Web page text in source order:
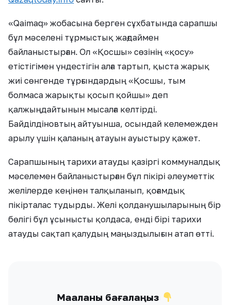
«Qaimaq» жобасына берген сұхбатында сарапшы
бұл мәселені тұрмыстық жағдаймен
байланыстырған. Ол «Қосшы» сөзінің «қосу»
етістігімен үндестігін алға тартып, қыста жарық
жиі сөнгенде тұрғындардың «Қосшы, тым
болмаса жарықты қосып қойшы» деп
қалжыңдайтынын мысалға келтірді.
Байділдіновтың айтуынша, осындай келемежден
арылу үшін қаланың атауын ауыстыру қажет.
Сарапшының тарихи атауды қазіргі коммуналдық
мәселемен байланыстырған бұл пікірі әлеуметтік
желілерде кеңінен талқыланып, қоғамдық
пікірталас тудырды. Желі қолданушыларының бір
бөлігі бұл ұсынысты қолдаса, енді бірі тарихи
атауды сақтап қалудың маңыздылығын атап өтті.
Мақаланы бағалаңыз